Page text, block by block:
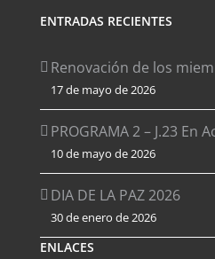
ENTRADAS RECIENTES
Renovación de los
17 de mayo de 2026
PROGRAMA 2 – J.23 En
10 de mayo de 2026
DIA DE LA PAZ 2026
30 de enero de 2026
ENLACES